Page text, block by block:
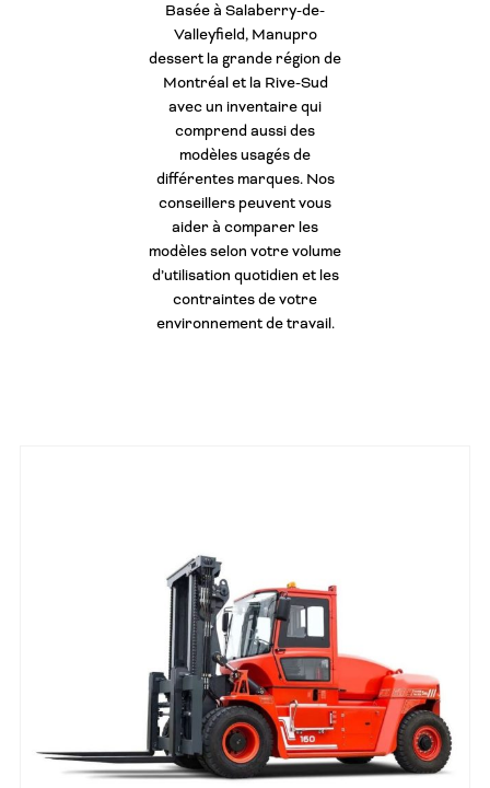
Basée à Salaberry-de-
Valleyfield, Manupro
dessert la grande région de
Montréal et la Rive-Sud
avec un inventaire qui
comprend aussi des
modèles usagés de
différentes marques. Nos
conseillers peuvent vous
aider à comparer les
modèles selon votre volume
d’utilisation quotidien et les
contraintes de votre
environnement de travail.